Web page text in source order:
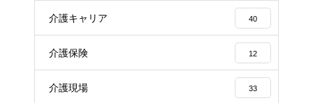
介護キャリア 40
介護保険 12
介護現場 33